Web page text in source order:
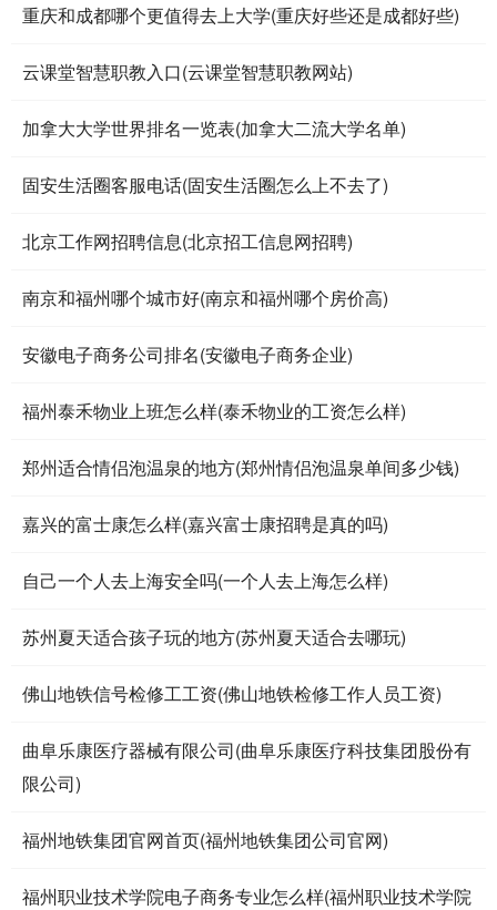
重庆和成都哪个更值得去上大学(重庆好些还是成都好些)
云课堂智慧职教入口(云课堂智慧职教网站)
加拿大大学世界排名一览表(加拿大二流大学名单)
固安生活圈客服电话(固安生活圈怎么上不去了)
北京工作网招聘信息(北京招工信息网招聘)
南京和福州哪个城市好(南京和福州哪个房价高)
安徽电子商务公司排名(安徽电子商务企业)
福州泰禾物业上班怎么样(泰禾物业的工资怎么样)
郑州适合情侣泡温泉的地方(郑州情侣泡温泉单间多少钱)
嘉兴的富士康怎么样(嘉兴富士康招聘是真的吗)
自己一个人去上海安全吗(一个人去上海怎么样)
苏州夏天适合孩子玩的地方(苏州夏天适合去哪玩)
佛山地铁信号检修工工资(佛山地铁检修工作人员工资)
曲阜乐康医疗器械有限公司(曲阜乐康医疗科技集团股份有
限公司)
福州地铁集团官网首页(福州地铁集团公司官网)
福州职业技术学院电子商务专业怎么样(福州职业技术学院